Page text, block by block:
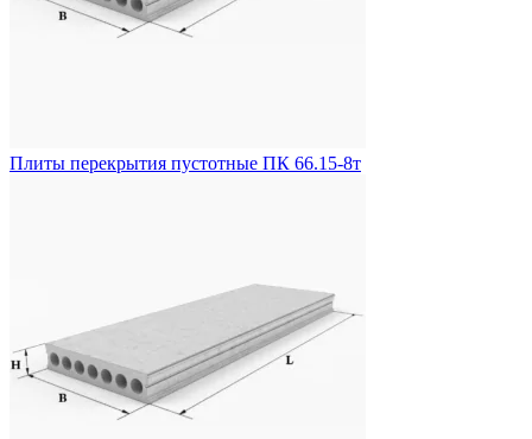
Плиты перекрытия пустотные ПК 66.15-8т